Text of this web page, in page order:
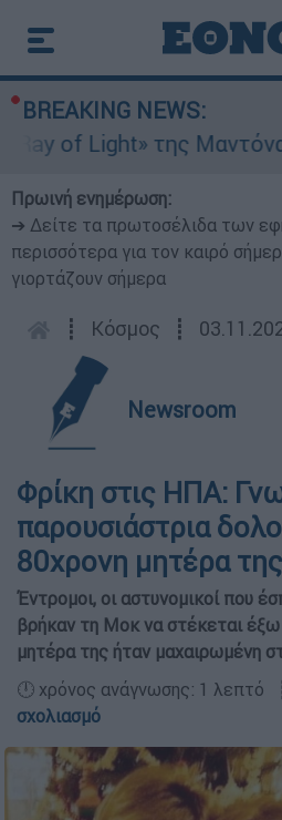
BREAKING NEWS:
of Light» της Μαντόνα
Πρωινή ενημέρωση:
➔ Δείτε τα πρωτοσέλιδα των
περισσότερα για τον καιρό
γιορτάζουν σήμερα
┋ Κόσμος ┋
Newsroom
Φρίκη στις ΗΠΑ:
παρουσιάστρια
80χρονη μητέρα της
Έντρομοι, οι αστυνομικοί που
βρήκαν τη Μοκ να στέκεται
μητέρα της ήταν μαχαιρωμένη
🕛 χρόνος ανάγνωσης: 1
σχολιασμό